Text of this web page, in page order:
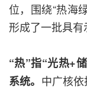
位，围绕“热海
形成了一批具有
“热”指“光热+
系统。 中广核